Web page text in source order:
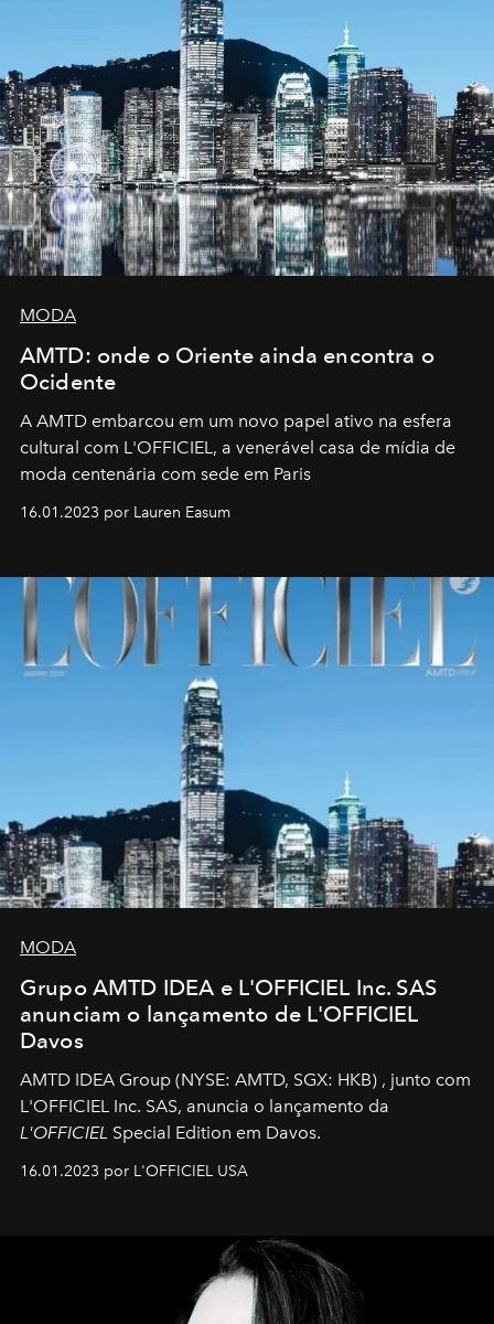
MODA
AMTD: onde o Oriente ainda encontra o
Ocidente
A AMTD embarcou em um novo papel ativo na esfera
cultural com L'OFFICIEL, a venerável casa de mídia de
moda centenária com sede em Paris
16.01.2023 por Lauren Easum
MODA
Grupo AMTD IDEA e L'OFFICIEL Inc. SAS
anunciam o lançamento de L'OFFICIEL
Davos
AMTD IDEA Group (NYSE: AMTD, SGX: HKB) , junto com
L'OFFICIEL Inc. SAS, anuncia o lançamento da
L'OFFICIEL Special Edition em Davos.
16.01.2023 por L'OFFICIEL USA